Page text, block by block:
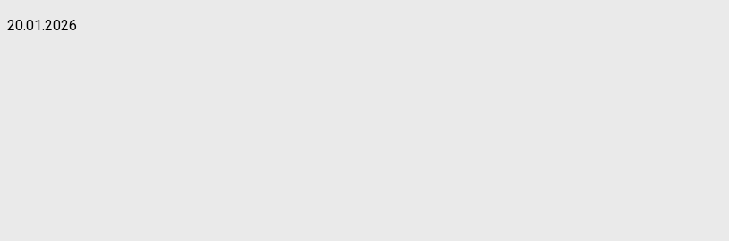
20.01.2026